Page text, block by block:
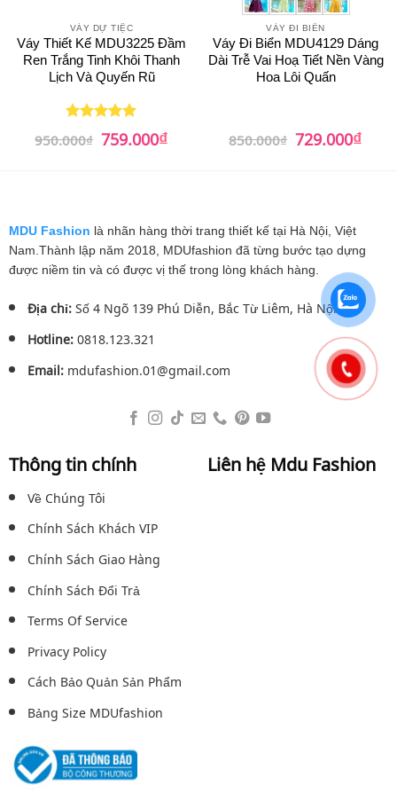
VÁY DỰ TIỆC
Váy Thiết Kế MDU3225 Đầm
Ren Trắng Tinh Khôi Thanh
Lịch Và Quyến Rũ
Được xếp
hạng
55
950.000₫ Giá
gốc
759.000₫Giá
hiện
VÁY ĐI BIỂN
Váy Đi Biển MDU4129 Dáng
Dài Trễ Vai Hoạ Tiết Nền Vàng
Hoa Lôi Quấn
850.000₫ Giá
gốc
729.000₫Giá
hiện
MDU Fashion là nhãn hàng thời trang thiết kế tại Hà Nội, Việt
Nam.Thành lập năm 2018, MDUfashion đã từng bước tạo dựng
được niềm tin và có được vị thế trong lòng khách hàng.
Địa chỉ:Số 4 Ngõ 139 Phú Diễn, Bắc Từ Liêm, Hà Nội.
Hotline:0818.123.321
Email:mdufashion.01@gmail.com
Thông tin chính
Về Chúng Tôi
Chính Sách Khách VIP
Chính Sách Giao Hàng
Chính Sách Đổi Trả
Terms Of Service
Privacy Policy
Cách Bảo Quản Sản Phẩm
Bảng Size MDUfashion
Liên hệ Mdu Fashion